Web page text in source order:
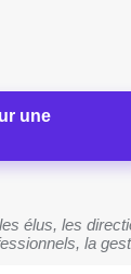
une
élus, les
la